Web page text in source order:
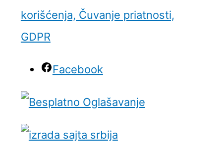
korišćenja, Čuvanje priatnosti,
GDPR
Facebook